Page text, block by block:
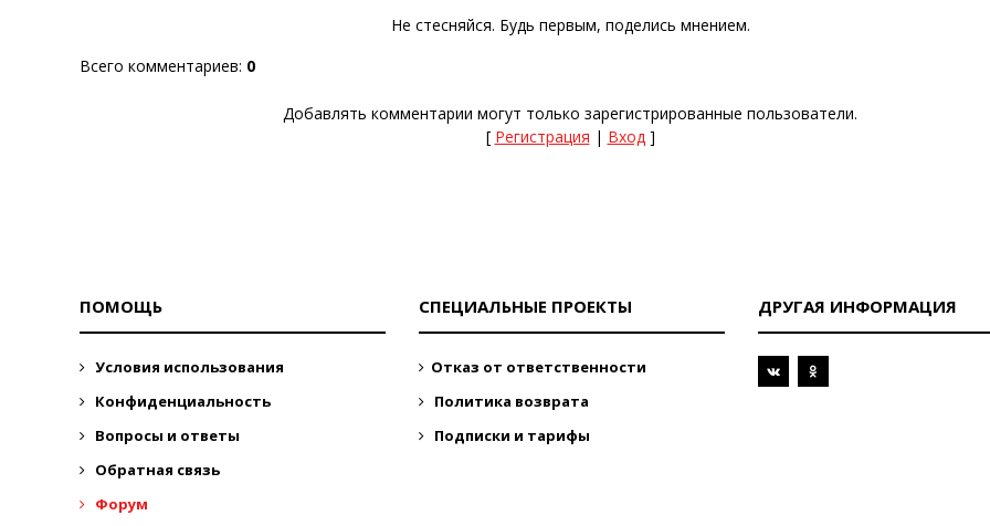
Не стесняйся. Будь первым, поделись мнением.
Всего комментариев: 0
Добавлять комментарии могут только зарегистрированные пользователи.
[ Регистрация | Вход]
ПОМОЩЬ
Условия использования
Конфиденциальность
Вопросы и ответы
Обратная связь
Форум
СПЕЦИАЛЬНЫЕ ПРОЕКТЫ
Отказ от ответственности
Политика возврата
Подписки и тарифы
ДРУГАЯ ИНФОРМАЦИЯ